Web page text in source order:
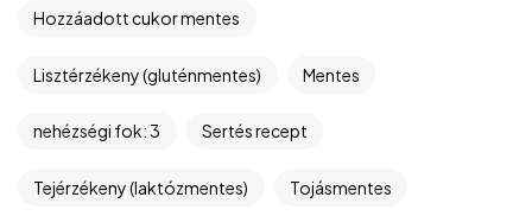
Hozzáadott cukor mentes
Lisztérzékeny (gluténmentes) Mentes
nehézségi fok: 3 Sertés recept
Tejérzékeny (laktózmentes) Tojásmentes